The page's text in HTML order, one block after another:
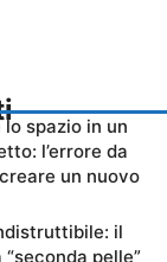
spazio in un
l’errore da
un nuovo
il
pelle”